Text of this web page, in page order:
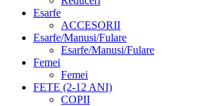
Esarfe
ACCESORII
Esarfe/Manusi/Fulare
Esarfe/Manusi/Fulare
Femei
Femei
FETE (2-12 ANI)
COPII